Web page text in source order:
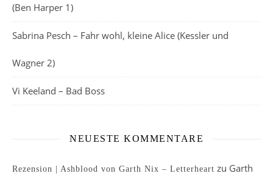
(Ben Harper 1)
Sabrina Pesch – Fahr wohl, kleine Alice (Kessler und
Wagner 2)
Vi Keeland – Bad Boss
NEUESTE KOMMENTARE
Rezension | Ashblood von Garth Nix – Letterheart zu Garth